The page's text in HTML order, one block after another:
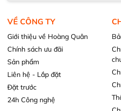
VỀ CÔNG TY
Giới thiệu về Hoàng Quân
Chính sách ưu đãi
Sản phẩm
Liên hệ - Lắp đặt
Đặt trước
24h Công nghệ